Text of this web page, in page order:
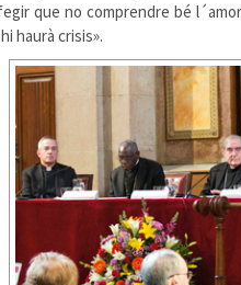
que no comprendre bé
haurà crisis».